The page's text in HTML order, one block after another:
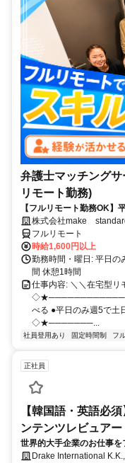
弁護士マッチング
リモート勤務)
【フルリモート勤務OK
ルが身につく営業職
株式会社make
フルリモート
時給1,600円以上
勤務時間・曜日: 平日
間 休憩1時間
仕事内容: ＼＼在宅型リ
べる ●平日のみ週5で土
◇★───────...
社員登用あり 固定時間制 フ
正社員
【韓国語・英語必
ンテンツレビュア
世界的大手企業のお仕事
Drake International